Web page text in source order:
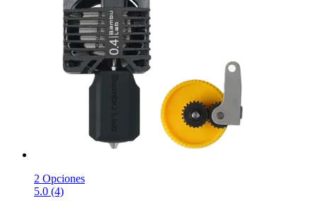
2 Opciones
5.0 (4)